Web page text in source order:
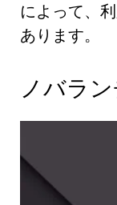
によって、
あります。
ノバラ